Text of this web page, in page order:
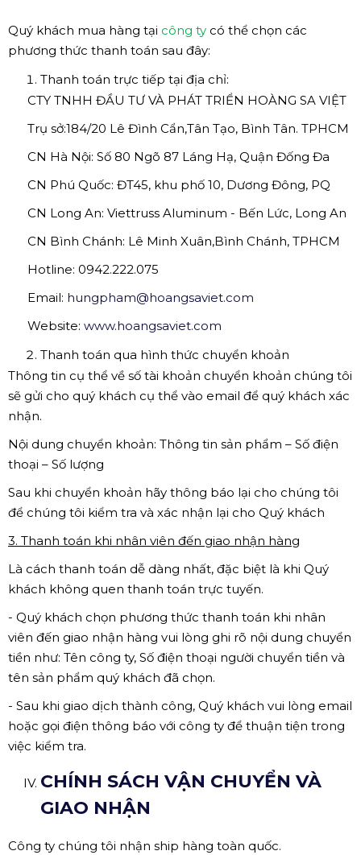
Quý khách mua hàng tại công ty có thể chọn các
phương thức thanh toán sau đây:
Thanh toán trực tiếp tại địa chỉ:
CTY TNHH ĐẦU TƯ VÀ PHÁT TRIỂN HOÀNG SA VIỆT
Trụ sở:184/20 Lê Đình Cẩn,Tân Tạo, Bình Tân. TPHCM
CN Hà Nội: Số 80 Ngõ 87 Láng Hạ, Quận Đống Đa
CN Phú Quốc: ĐT45, khu phố 10, Dương Đông, PQ
CN Long An: Viettruss Aluminum - Bến Lức, Long An
CN Bình Chánh: Lê Minh Xuân,Bình Chánh, TPHCM
Hotline: 0942.222.075
Email: hungpham@hoangsaviet.com
Website: www.hoangsaviet.com
Thanh toán qua hình thức chuyển khoản
Thông tin cụ thể về số tài khoản chuyển khoản chúng tôi
sẽ gửi cho quý khách cụ thể vào email để quý khách xác
nhận.
Nội dung chuyển khoản: Thông tin sản phẩm – Số điện
thoại – Số lượng
Sau khi chuyển khoản hãy thông báo lại cho chúng tôi
để chúng tôi kiểm tra và xác nhận lại cho Quý khách
3. Thanh toán khi nhân viên đến giao nhận hàng
Là cách thanh toán dễ dàng nhất, đặc biệt là khi Quý
khách không quen thanh toán trực tuyến.
- Quý khách chọn phương thức thanh toán khi nhân
viên đến giao nhận hàng vui lòng ghi rõ nội dung chuyển
tiền như: Tên công ty, Số điện thoại người chuyển tiền và
tên sản phẩm quý khách đã chọn.
- Sau khi giao dịch thành công, Quý khách vui lòng email
hoặc gọi điện thông báo với công ty để thuận tiện trong
việc kiểm tra.
CHÍNH SÁCH VẬN CHUYỂN VÀ
GIAO NHẬN
Công ty chúng tôi nhận ship hàng toàn quốc.